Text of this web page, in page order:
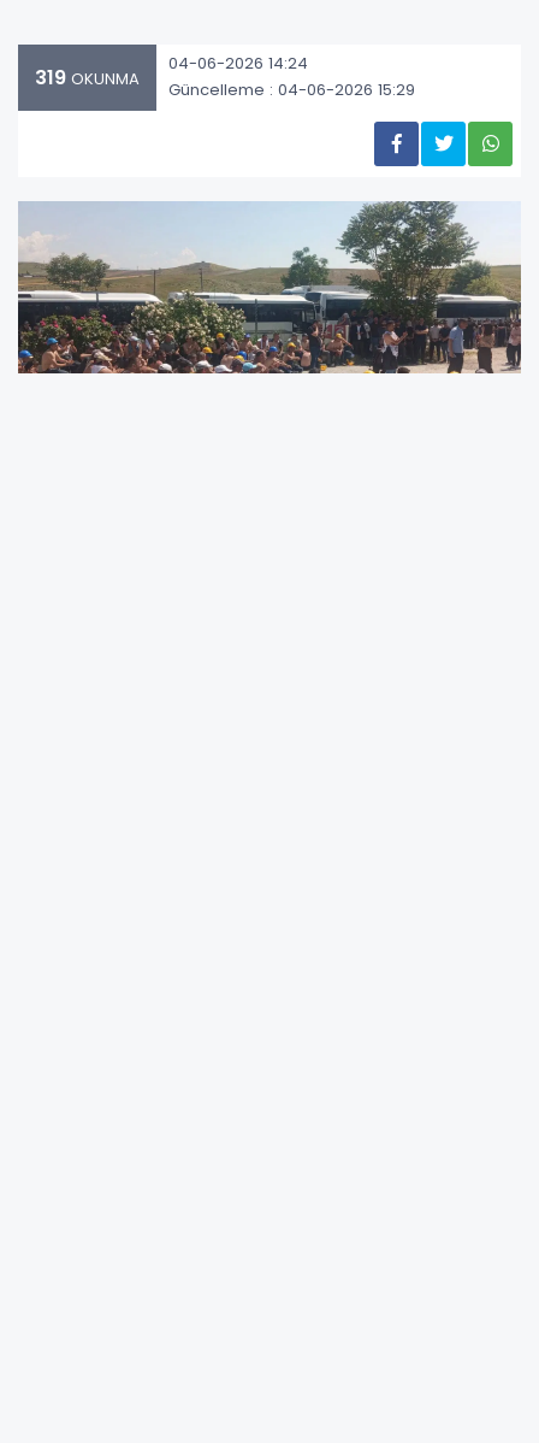
319 OKUNMA
04-06-2026 14:24
Güncelleme : 04-06-2026 15:29